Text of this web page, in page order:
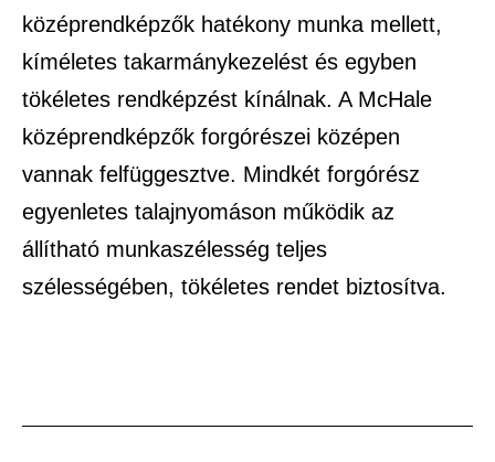
középrendképzők hatékony munka mellett,
kíméletes takarmánykezelést és egyben
tökéletes rendképzést kínálnak. A McHale
középrendképzők forgórészei középen
vannak felfüggesztve. Mindkét forgórész
egyenletes talajnyomáson működik az
állítható munkaszélesség teljes
szélességében, tökéletes rendet biztosítva.